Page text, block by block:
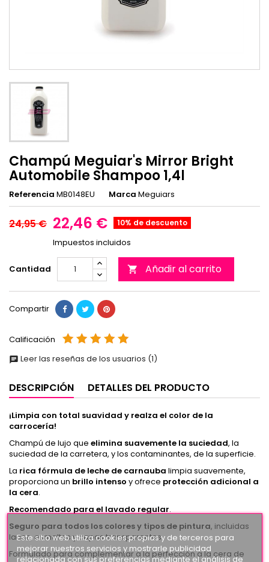
Champú Meguiar's Mirror Bright
Automobile Shampoo 1,4l
Referencia MB0148EU Marca Meguiars
24,95 € 22,46 € 10% de descuento
Impuestos incluidos
Cantidad  Añadir al carrito
Compartir
Calificación
chat Leer las reseñas de los usuarios (1)
DESCRIPCIÓN DETALLES DEL PRODUCTO
¡Limpia con total suavidad y realza el color de la
carrocería!
Champú de lujo que elimina suavemente la suciedad, la
suciedad de la carretera, y los contaminantes, de la superficie.
La rica fórmula de leche de carnauba limpia suavemente,
proporciona un brillo intenso y ofrece protección adicional a
la cera.
Recomendado para el lavado regular.
Seguro para todos los colores y tipos de pintura, incluidas
lacas, esmaltes y capas transparentes.
Formulado para complementar a la perfección a la cera de
Este sitio web utiliza cookies propias y de terceros para
mejorar nuestros servicios y mostrarle publicidad
relacionada con sus preferencias mediante el análisis de